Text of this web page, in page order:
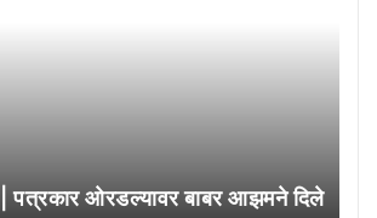
ओरडल्यावर बाबर आझमने दिले